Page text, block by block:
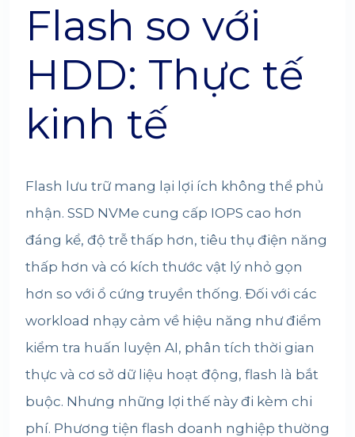
Flash so với
HDD: Thực tế
kinh tế
Flash lưu trữ mang lại lợi ích không thể phủ
nhận. SSD NVMe cung cấp IOPS cao hơn
đáng kể, độ trễ thấp hơn, tiêu thụ điện năng
thấp hơn và có kích thước vật lý nhỏ gọn
hơn so với ổ cứng truyền thống. Đối với các
workload nhạy cảm về hiệu năng như điểm
kiểm tra huấn luyện AI, phân tích thời gian
thực và cơ sở dữ liệu hoạt động, flash là bắt
buộc. Nhưng những lợi thế này đi kèm chi
phí. Phương tiện flash doanh nghiệp thường